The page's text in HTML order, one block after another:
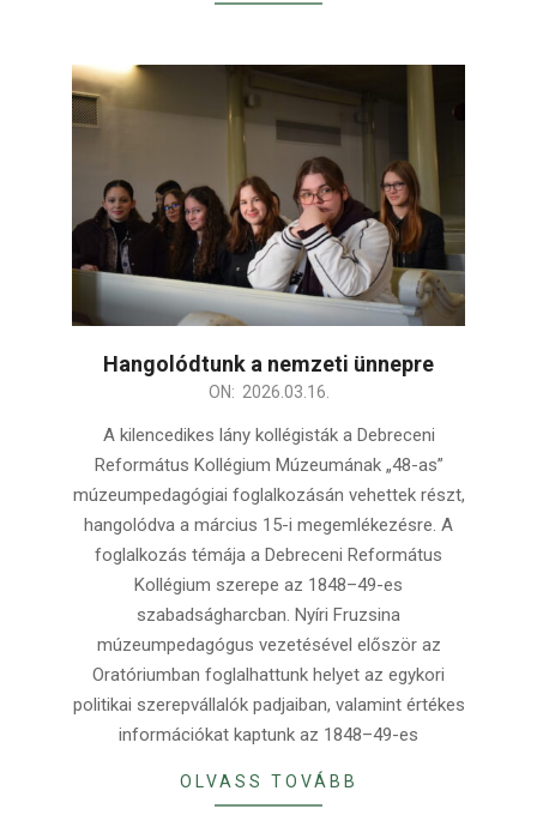
Hangolódtunk a nemzeti ünnepre
ON: 2026.03.16.
A kilencedikes lány kollégisták a Debreceni
Református Kollégium Múzeumának „48-as”
múzeumpedagógiai foglalkozásán vehettek részt,
hangolódva a március 15-i megemlékezésre. A
foglalkozás témája a Debreceni Református
Kollégium szerepe az 1848–49-es
szabadságharcban. Nyíri Fruzsina
múzeumpedagógus vezetésével először az
Oratóriumban foglalhattunk helyet az egykori
politikai szerepvállalók padjaiban, valamint értékes
információkat kaptunk az 1848–49-es
OLVASS TOVÁBB